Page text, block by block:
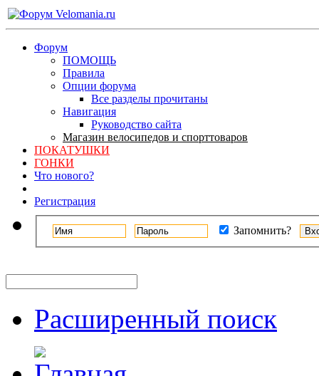
Форум
ПОМОЩЬ
Правила
Опции форума
Все разделы прочитаны
Навигация
Руководство сайта
Магазин велосипедов и спорттоваров
ПОКАТУШКИ
ГОНКИ
Что нового?
Регистрация
Запомнить?
Расширенный поиск